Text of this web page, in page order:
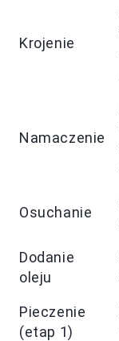
Krojenie
Namaczenie
Osuchanie
Dodanie
oleju
Pieczenie
(etap 1)